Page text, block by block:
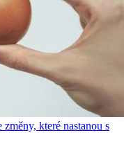
které nastanou s